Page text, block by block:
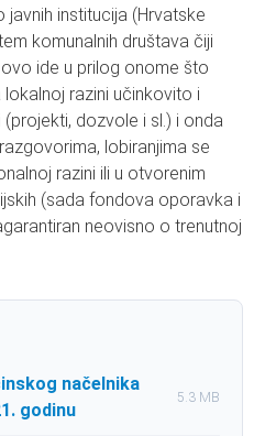
institucija (Hrvatske
komunalnih društava čiji
ide u prilog onome što
razini učinkovito i
dozvole i sl.) i onda
lobiranjima se
razini ili u otvorenim
(sada fondova oporavka i
neovisno o trenutnoj
načelnika
godinu
5.3 MB